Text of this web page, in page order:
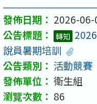
2026-06-
轉知
說員暑期培訓
活動競賽
衛生組
86